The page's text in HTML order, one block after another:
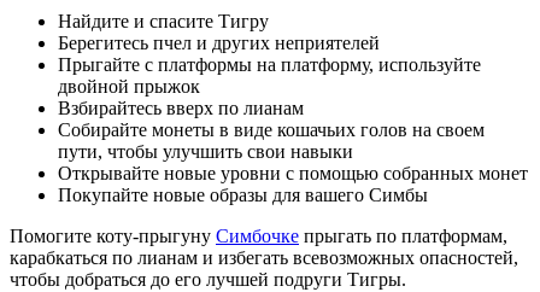
Найдите и спасите Тигру
Берегитесь пчел и других неприятелей
Прыгайте с платформы на платформу, используйте
двойной прыжок
Взбирайтесь вверх по лианам
Собирайте монеты в виде кошачьих голов на своем
пути, чтобы улучшить свои навыки
Открывайте новые уровни с помощью собранных монет
Покупайте новые образы для вашего Симбы
Помогите коту-прыгуну Симбочке прыгать по платформам,
карабкаться по лианам и избегать всевозможных опасностей,
чтобы добраться до его лучшей подруги Тигры.